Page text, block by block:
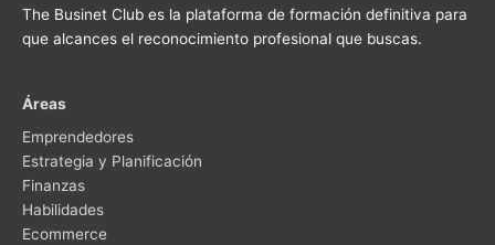
The Businet Club es la plataforma de formación definitiva para
que alcances el reconocimiento profesional que buscas.
Áreas
Emprendedores
Estrategia y Planificación
Finanzas
Habilidades
Ecommerce